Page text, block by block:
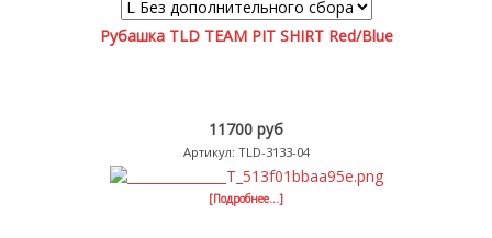
Рубашка TLD TEAM PIT SHIRT Red/Blue
11700 руб
Артикул: TLD-3133-04
[Подробнее...]